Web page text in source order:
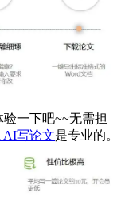
一下吧~~无需担
AI写论文是专业的。